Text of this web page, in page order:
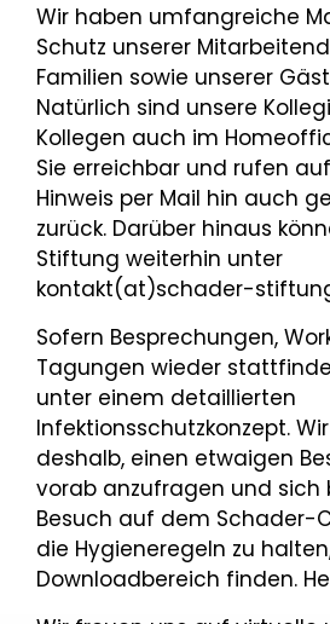
Wir haben umfangreiche
Schutz unserer
Familien sowie unserer
Natürlich sind unsere
Kollegen auch im
Sie erreichbar und rufen
Hinweis per Mail hin auch
zurück. Darüber hinaus
Stiftung weiterhin unter
kontakt(at)schader-
Sofern Besprechungen,
Tagungen wieder
unter einem detaillierten
Infektionsschutzkonzept.
deshalb, einen etwaigen
vorab anzufragen und sich
Besuch auf dem Schader-
die Hygieneregeln zu
Downloadbereich finden.